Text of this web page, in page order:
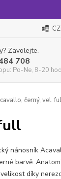
Zavolejte.
708
Po-Ne, 8-20
černý, vel.
nánosník
barvě.
díky